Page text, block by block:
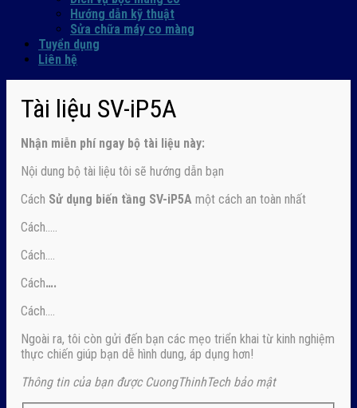
Hướng dẫn kỹ thuật
Sửa chữa máy co màng
Tuyển dụng
Liên hệ
Tài liệu SV-iP5A
Nhận miễn phí ngay bộ tài liệu này:
Nội dung bộ tài liệu tôi sẽ hướng dẫn bạn
Cách Sử dụng biến tầng SV-iP5A một cách an toàn nhất
Cách…..
Cách….
Cách….
Cách….
Ngoài ra, tôi còn gửi đến bạn các mẹo triển khai từ kinh nghiệm
thực chiến giúp bạn dễ hình dung, áp dụng hơn!
Thông tin của bạn được CuongThinhTech bảo mật